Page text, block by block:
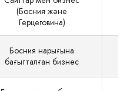
(Босния және
Герцеговина)
Босния нарығына
бағытталған бизнес